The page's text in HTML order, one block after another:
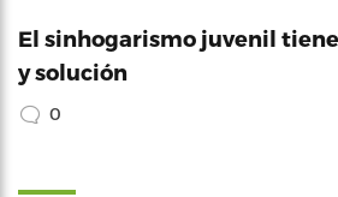
El sinhogarismo juvenil
y solución
0